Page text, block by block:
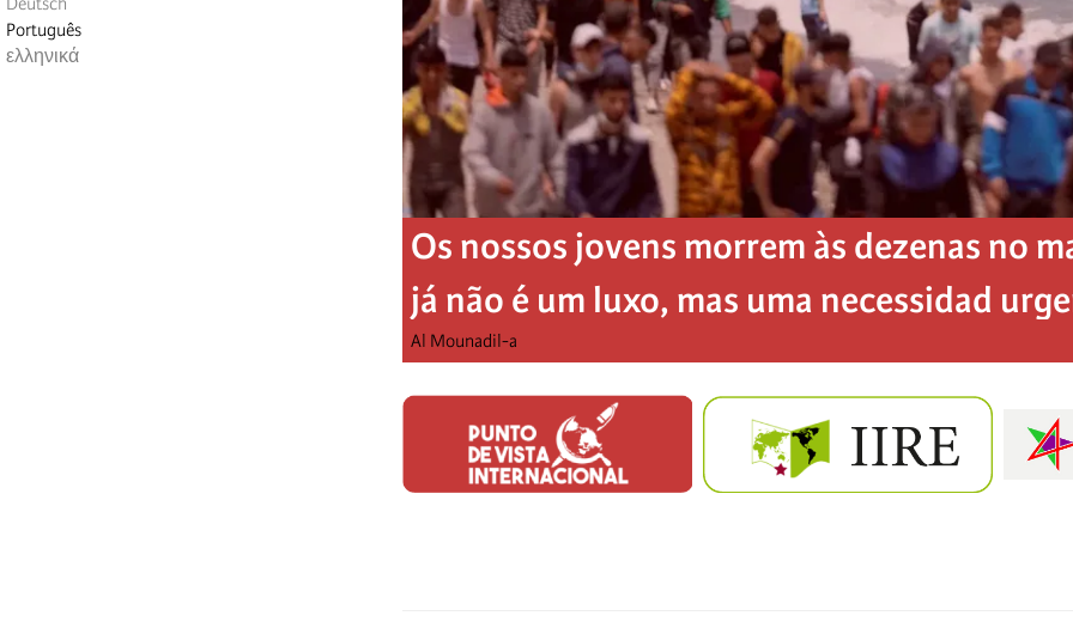
Português
ελληνικά
Os nossos jovens morrem às dezenas no
já não é um luxo, mas uma necessidad
Al Mounadil-a